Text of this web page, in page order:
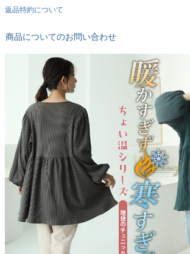
返品特約について
商品についてのお問い合わせ